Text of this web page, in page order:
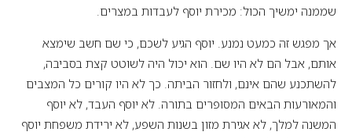
שממנה ימשיך הכול: מכירת יוסף לעבדות במצרים.
אך מפגש זה כמעט נמנע. יוסף הגיע לשכם, כי שם חשב שימצא
אותם, אבל הם לא היו שם. הוא יכול היה לשוטט קצת בסביבה,
להשתכנע שהם אינם, ולחזור הביתה. כך לא היו קורים כל המצבים
והמאורעות הבאים המסופרים בתורה. לא יוסף העבד, לא יוסף
המשנה למלך, לא אגירת מזון בשנות השפע, לא ירידת משפחת יוסף